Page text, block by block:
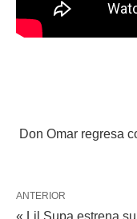
Don Omar regresa
ANTERIOR
« Lil Supa estrena